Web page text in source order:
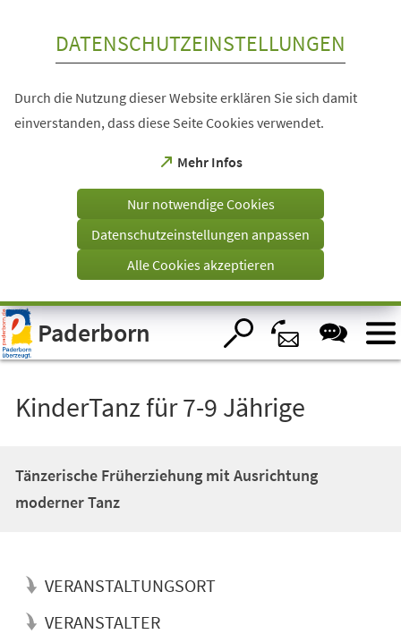
Visuelle
Assistenzsoftware
öffnen.
DATENSCHUTZEINSTELLUNGEN
Durch die Nutzung dieser Website erklären Sie sich damit
einverstanden, dass diese Seite Cookies verwendet.
Mehr Infos
(Öffnet
einem
Tab)
Nur notwendige Cookies
Datenschutzeinstellungen anpassen
Alle Cookies akzeptieren
Paderborn
KinderTanz für 7-9 Jährige
Tänzerische Früherziehung mit Ausrichtung
moderner Tanz
VERANSTALTUNGSORT
VERANSTALTER